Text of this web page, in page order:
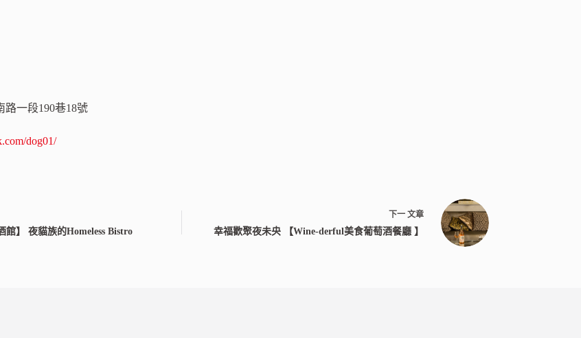
路一段190巷18號
dog01/
館】 夜貓族的Homeless Bistro
下一 文章
幸福歡聚夜未央 【Wine-derful美食葡萄酒餐廳 】